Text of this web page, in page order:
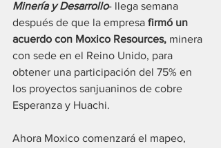
Minería y Desarrollo- llega semana
después de que la empresa firmó un
acuerdo con Moxico Resources, minera
con sede en el Reino Unido, para
obtener una participación del 75% en
los proyectos sanjuaninos de cobre
Esperanza y Huachi.
Ahora Moxico comenzará el mapeo,